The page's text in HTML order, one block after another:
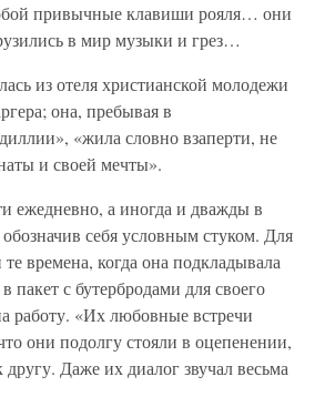
привычные клавиши рояля… они
в мир музыки и грез…
из отеля христианской молодежи
она, пребывая в
«жила словно взаперти, не
и своей мечты».
ежедневно, а иногда и дважды в
себя условным стуком. Для
времена, когда она подкладывала
пакет с бутербродами для своего
работу. «Их любовные встречи
они подолгу стояли в оцепенении,
Даже их диалог звучал весьма